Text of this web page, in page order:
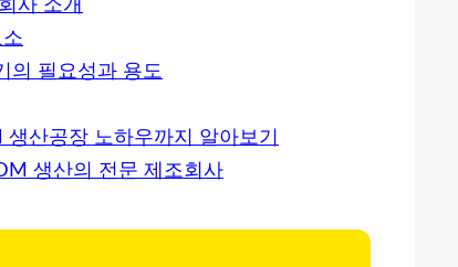
사 소개
의 필요성과 용도
산공장 노하우까지 알아보기
생산의 전문 제조회사